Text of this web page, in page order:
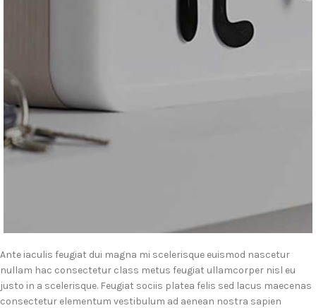
Ante iaculis feugiat dui magna mi scelerisque euismod nascetur
nullam hac consectetur class metus feugiat ullamcorper nisl eu
justo in a scelerisque. Feugiat sociis platea felis sed lacus maecenas
consectetur elementum vestibulum ad aenean nostra sapien